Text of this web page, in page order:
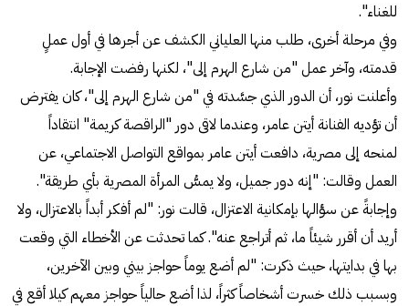
للغناء".
وفي مرحلة أخرى، طلب منها العلياني الكشف عن أجرها في أول عملٍ
قدمته، وآخر عمل "من شارع الهرم إلى"، لكنها رفضت الإجابة.
وأعلنت نور، أن الدور الذي جسَّدته في "من شارع الهرم إلى"، كان يفترض
أن تؤديه الفنانة أيتن عامر، وعندما لاقى دور "الراقصة كريمة" انتقاداً
لمنحه إلى مصرية، دافعت أيتن عامر بمواقع التواصل الاجتماعي، عن
العمل وقالت: "إنه دور جميل، ولا يمسُّ المرأة المصرية بأي طريقة".
وإجابةً عن سؤالها بإمكانية الاعتزال، قالت نور: "لم أفكر أبداً بالاعتزال، ولا
أريد أن أقرر شيئاً ما، ثم أتراجع عنه". كما تحدثت عن الأخطاء التي وقعت
بها في بدايتها، حيث ذكرت: "لم أضع يوماً حواجز بيني وبين الآخرين،
وبسبب ذلك خسرت أشخاصاً كثراً، لذا أضع حالياً حواجز معهم كيلا أقع في